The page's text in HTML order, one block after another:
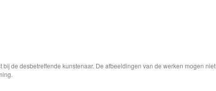
de desbetreffende kunstenaar. De afbeeldingen van de werken mogen niet